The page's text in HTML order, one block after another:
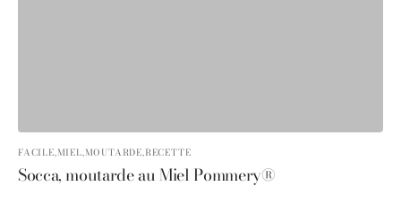
FACILE,MIEL,MOUTARDE,RECETTE
Socca, moutarde au Miel Pommery®